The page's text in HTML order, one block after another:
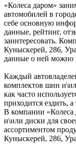
«Колеса даром»
автомобилей в
себе основную
данные, рейтинг,
заинтересовать.
Куныскерей, 286,
данные о ней можно
Каждый
комплектов шин
как часто
приходится ездить,
В компании
и\или диски для
ассортиментом
Куныскерей, 286,